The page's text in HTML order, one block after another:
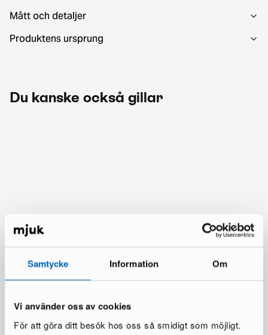
Samtycke Information Om
Vi använder oss av cookies
För att göra ditt besök hos oss så smidigt som möjligt.
Mått och detaljer
Produktens ursprung
Du kanske också gillar